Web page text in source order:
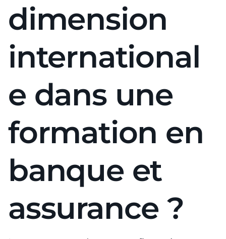
dimension
international
e dans une
formation en
banque et
assurance ?